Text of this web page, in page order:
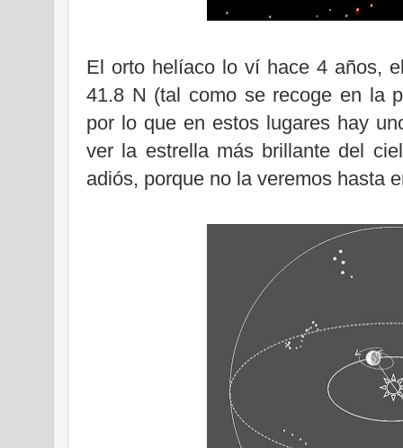
El orto helíaco lo ví hace 4 años,
41.8 N (tal como se recoge en la
por lo que en estos lugares hay
ver la estrella más brillante del
adiós, porque no la veremos hasta